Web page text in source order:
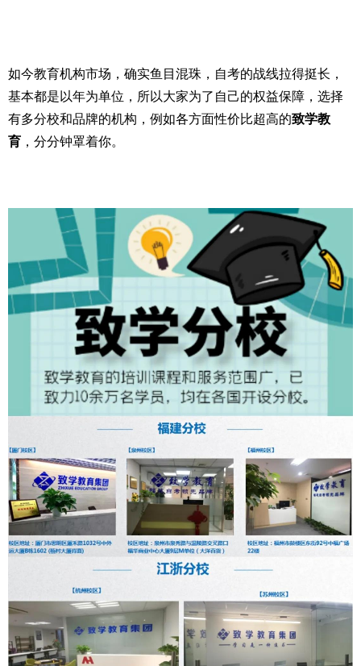
如今教育机构市场，确实鱼目混珠，自考的战线拉得挺长，
基本都是以年为单位，所以大家为了自己的权益保障，选择
有多分校和品牌的机构，例如各方面性价比超高的致学教
育 ，分分钟罩着你。